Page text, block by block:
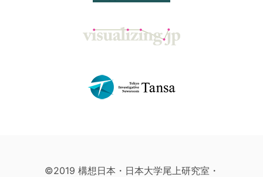
©2019 構想日本・日本大学尾上研究室・